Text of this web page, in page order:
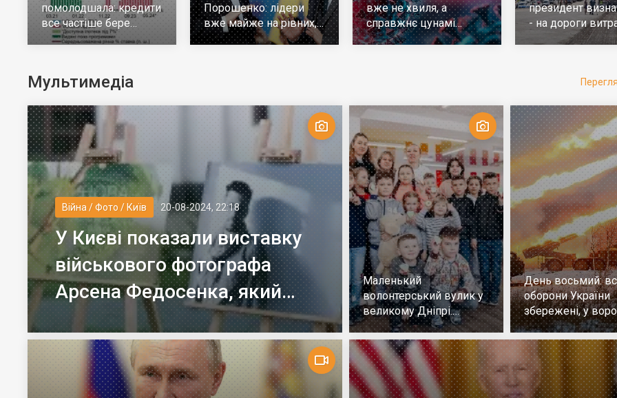
помолодшала: кредити
все частіше бере
молодь до 30 років
Порошенко: лідери
вже майже на рівних,
але багато тих, хто не
вже не хвиля, а
справжнє цунамі
ковіда. Що робити
президент
- на дороги
у 10 разів
Мультимедіа
Війна / Фото / Київ 20-08-2024, 22:18
У Києві показали виставку
військового фотографа
Арсена Федосенка, який
загинув на війні
Маленький
волонтерський вулик у
великому Дніпрі.
Репортаж
День восьмий: всі
оборони України
збережені, у
немає успіху